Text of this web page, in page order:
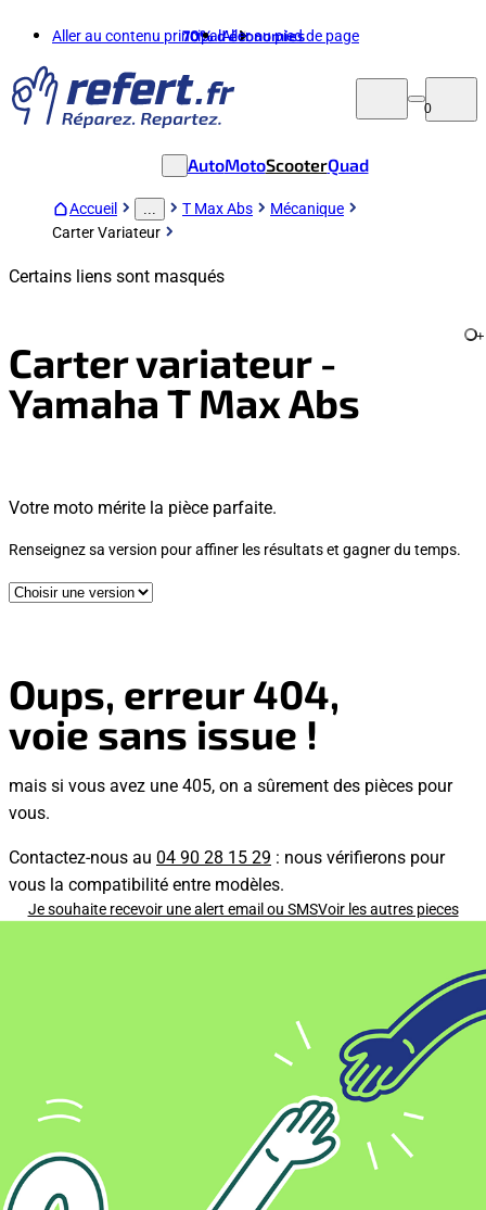
Aller au contenu principalAller au pied de page
70%d'économies
0
AutoMotoScooterQuad
Accueil T Max Abs
Mécanique
Carter Variateur
Certains liens sont masqués
Carter variateur -
Yamaha T Max Abs
+
Votre moto mérite la pièce parfaite.
Renseignez sa version pour affiner les résultats et gagner du temps.
Oups, erreur 404,
voie sans issue !
mais si vous avez une 405, on a sûrement des pièces pour
vous.
Contactez-nous au 04 90 28 15 29 : nous vérifierons pour
vous la compatibilité entre modèles.
Je souhaite recevoir une alert email ou SMSVoir les autres pieces